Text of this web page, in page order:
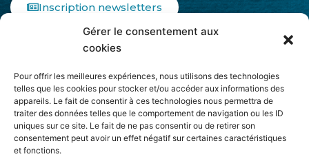
Gérer le consentement aux
cookies
Pour offrir les meilleures expériences, nous utilisons des technologies
telles que les cookies pour stocker et/ou accéder aux informations des
appareils. Le fait de consentir à ces technologies nous permettra de
traiter des données telles que le comportement de navigation ou les ID
uniques sur ce site. Le fait de ne pas consentir ou de retirer son
consentement peut avoir un effet négatif sur certaines caractéristiques
et fonctions.
Inscription newsletters
e
b
o
o
k
-
t
a
g
r
a
m
L
i
k
e
d
i
n